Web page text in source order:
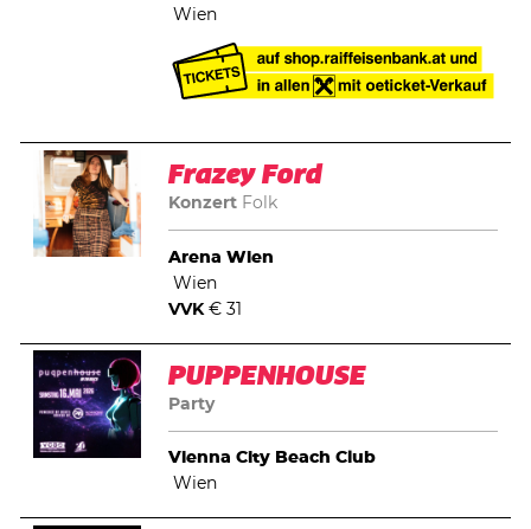
Wien
Frazey Ford
Konzert Folk
Arena Wien
Wien
VVK€ 31
PUPPENHOUSE
Party
Vienna City Beach Club
Wien